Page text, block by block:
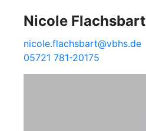
Nicole Flachsbart
nicole.flachsbart@vbhs.de
05721 781-20175